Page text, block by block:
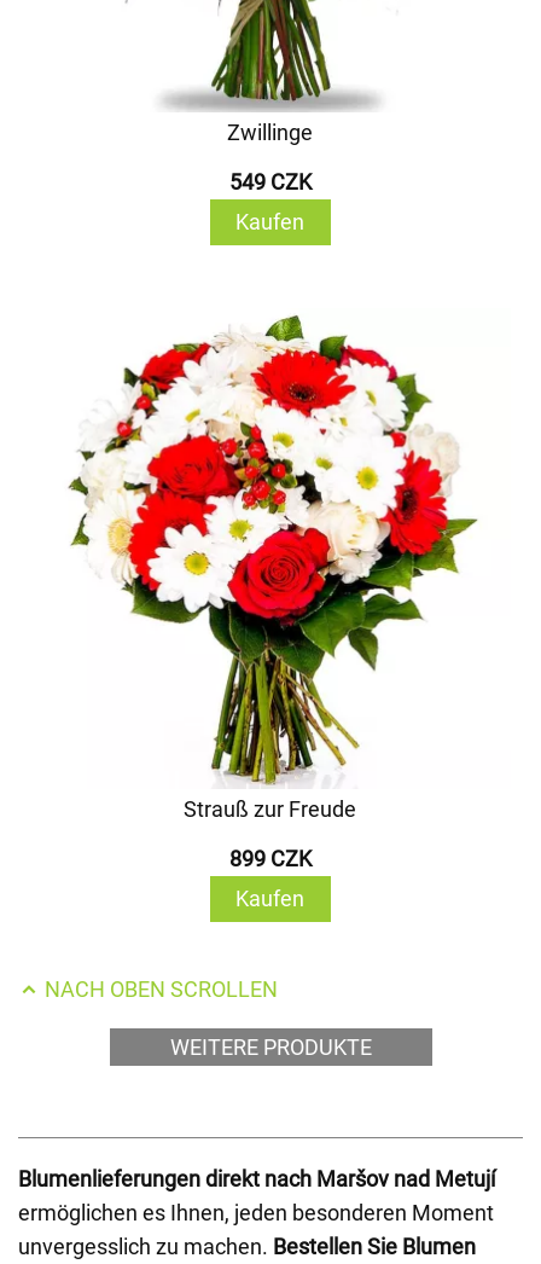
Zwillinge
549 CZK
Kaufen
Strauß zur Freude
899 CZK
Kaufen
NACH OBEN SCROLLEN
WEITERE PRODUKTE
Blumenlieferungen direkt nach Maršov nad Metují
ermöglichen es Ihnen, jeden besonderen Moment
unvergesslich zu machen. Bestellen Sie Blumen